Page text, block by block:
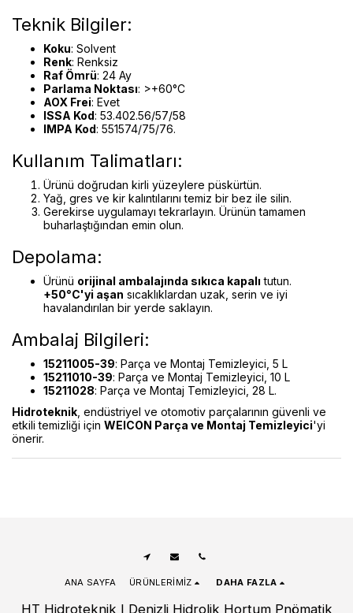
Teknik Bilgiler:
Koku: Solvent
Renk: Renksiz
Raf Ömrü: 24 Ay
Parlama Noktası: >+60°C
AOX Frei: Evet
ISSA Kod: 53.402.56/57/58
IMPA Kod: 551574/75/76.
Kullanım Talimatları:
Ürünü doğrudan kirli yüzeylere püskürtün.
Yağ, gres ve kir kalıntılarını temiz bir bez ile silin.
Gerekirse uygulamayı tekrarlayın. Ürünün tamamen
buharlaştığından emin olun.
Depolama:
Ürünü orijinal ambalajında sıkıca kapalı tutun.
+50°C'yi aşan sıcaklıklardan uzak, serin ve iyi
havalandırılan bir yerde saklayın.
Ambalaj Bilgileri:
15211005-39: Parça ve Montaj Temizleyici, 5 L
15211010-39: Parça ve Montaj Temizleyici, 10 L
15211028: Parça ve Montaj Temizleyici, 28 L.
Hidroteknik , endüstriyel ve otomotiv parçalarının güvenli ve
etkili temizliği için WEICON Parça ve Montaj Temizleyici'yi
önerir.
HT Hidroteknik I Denizli Hidrolik Hortum Pnömatik
ANA SAYFA ÜRÜNLERIMIZ DAHA FAZLA